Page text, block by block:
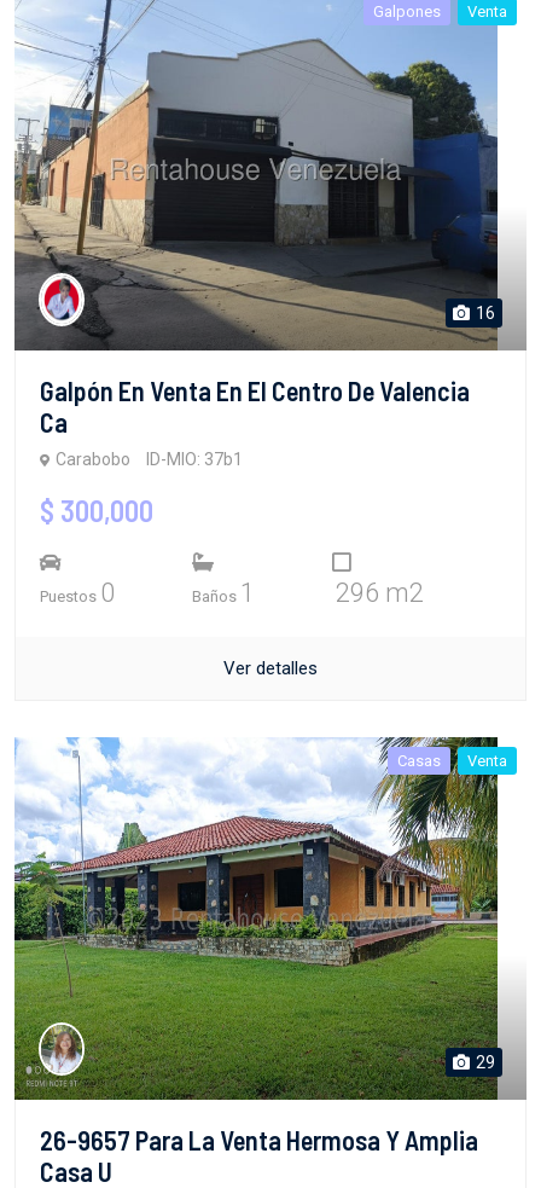
Galpones Venta
16
Galpón En Venta En El Centro De Valencia
Ca
Carabobo ID-MIO: 37b1
$ 300,000
Puestos 0 Baños 1 296 m2
Ver detalles
Casas Venta
29
26-9657 Para La Venta Hermosa Y Amplia
Casa U